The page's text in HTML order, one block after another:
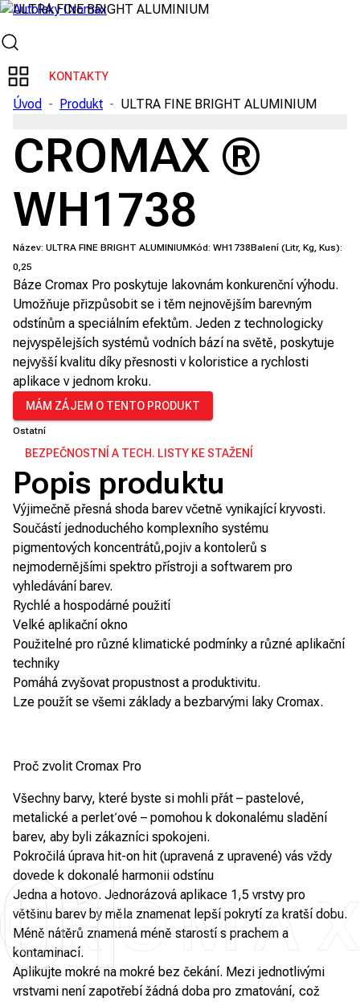
KONTAKTY
Úvod - Produkt - ULTRA FINE BRIGHT ALUMINIUM
CROMAX ®
WH1738
Název: ULTRA FINE BRIGHT ALUMINIUMKód: WH1738Balení (Litr, Kg, Kus):
0,25
Báze Cromax Pro poskytuje lakovnám konkurenční výhodu.
Umožňuje přizpůsobit se i těm nejnovějším barevným
odstínům a speciálním efektům. Jeden z technologicky
nejvyspělejších systémů vodních bází na světě, poskytuje
nejvyšší kvalitu díky přesnosti v koloristice a rychlosti
aplikace v jednom kroku.
MÁM ZÁJEM O TENTO PRODUKT
Ostatní
BEZPEČNOSTNÍ A TECH. LISTY KE STAŽENÍ
Popis produktu
Výjimečně přesná shoda barev včetně vynikající kryvosti.
Součástí jednoduchého komplexního systému
pigmentových koncentrátů,pojiv a kontolerů s
nejmodernějšími spektro přístroji a softwarem pro
vyhledávání barev.
Rychlé a hospodárné použití
Velké aplikační okno
Použitelné pro různé klimatické podmínky a různé aplikační
techniky
Pomáhá zvyšovat propustnost a produktivitu.
Lze použít se všemi základy a bezbarvými laky Cromax.
Proč zvolit Cromax Pro
Všechny barvy, které byste si mohli přát – pastelové,
metalické a perleťové – pomohou k dokonalému sladění
barev, aby byli zákazníci spokojeni.
Pokročilá úprava hit-on hit (upravená z upravené) vás vždy
dovede k dokonalé harmonii odstínu
Jedna a hotovo. Jednorázová aplikace 1,5 vrstvy pro
většinu barev by měla znamenat lepší pokrytí za kratší dobu.
Méně nátěrů znamená méně starostí s prachem a
kontaminací.
Aplikujte mokré na mokré bez čekání. Mezi jednotlivými
vrstvami není zapotřebí žádná doba pro zmatování, což
01